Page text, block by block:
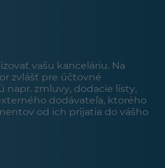
vašu kanceláriu. Na
zvlášť pre účtovné
zmluvy, dodacie listy,
dodávateľa, ktorého
od ich prijatia do vášho